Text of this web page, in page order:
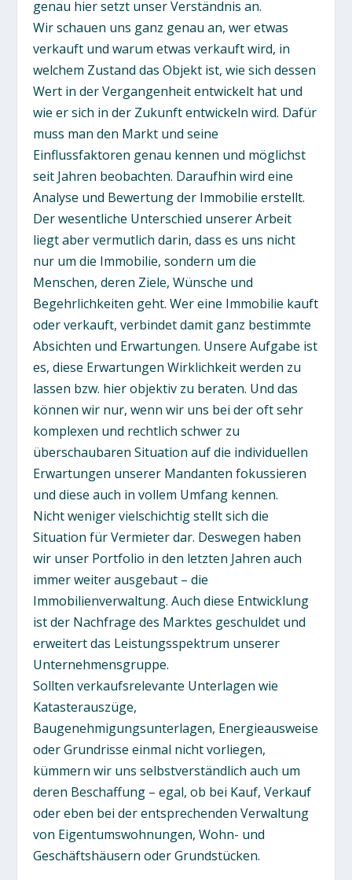
genau hier setzt unser Verständnis an.
Wir schauen uns ganz genau an, wer etwas
verkauft und warum etwas verkauft wird, in
welchem Zustand das Objekt ist, wie sich dessen
Wert in der Vergangenheit entwickelt hat und
wie er sich in der Zukunft entwickeln wird. Dafür
muss man den Markt und seine
Einflussfaktoren genau kennen und möglichst
seit Jahren beobachten. Daraufhin wird eine
Analyse und Bewertung der Immobilie erstellt.
Der wesentliche Unterschied unserer Arbeit
liegt aber vermutlich darin, dass es uns nicht
nur um die Immobilie, sondern um die
Menschen, deren Ziele, Wünsche und
Begehrlichkeiten geht. Wer eine Immobilie kauft
oder verkauft, verbindet damit ganz bestimmte
Absichten und Erwartungen. Unsere Aufgabe ist
es, diese Erwartungen Wirklichkeit werden zu
lassen bzw. hier objektiv zu beraten. Und das
können wir nur, wenn wir uns bei der oft sehr
komplexen und rechtlich schwer zu
überschaubaren Situation auf die individuellen
Erwartungen unserer Mandanten fokussieren
und diese auch in vollem Umfang kennen.
Nicht weniger vielschichtig stellt sich die
Situation für Vermieter dar. Deswegen haben
wir unser Portfolio in den letzten Jahren auch
immer weiter ausgebaut – die
Immobilienverwaltung. Auch diese Entwicklung
ist der Nachfrage des Marktes geschuldet und
erweitert das Leistungsspektrum unserer
Unternehmensgruppe.
Sollten verkaufsrelevante Unterlagen wie
Katasterauszüge,
Baugenehmigungsunterlagen, Energieausweise
oder Grundrisse einmal nicht vorliegen,
kümmern wir uns selbstverständlich auch um
deren Beschaffung – egal, ob bei Kauf, Verkauf
oder eben bei der entsprechenden Verwaltung
von Eigentumswohnungen, Wohn- und
Geschäftshäusern oder Grundstücken.